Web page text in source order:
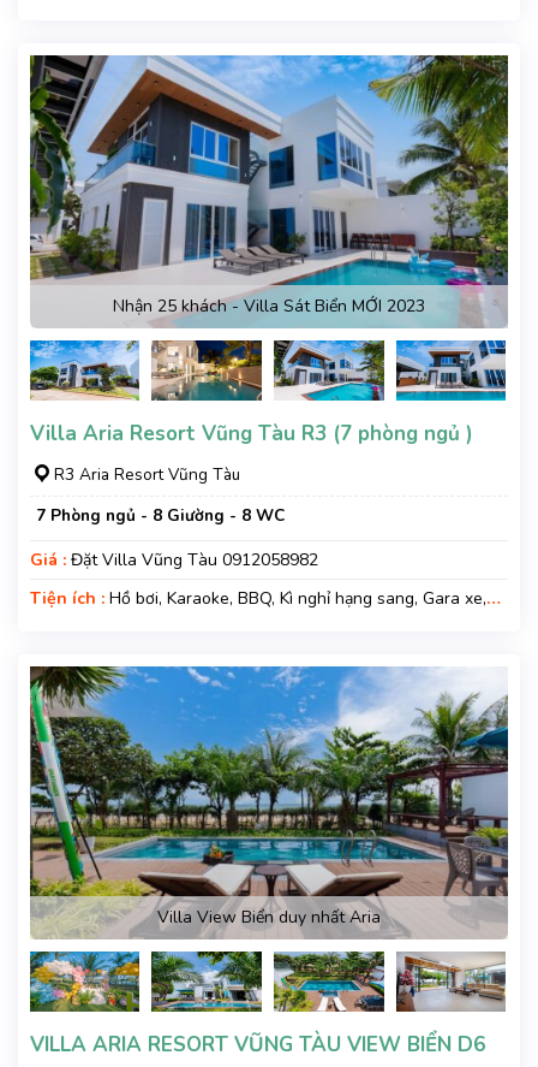
Nhận 25 khách - Villa Sát Biển MỚI 2023
Villa Aria Resort Vũng Tàu R3 (7 phòng ngủ )
R3 Aria Resort Vũng Tàu
7 Phòng ngủ - 8 Giường - 8 WC
Giá : Đặt Villa Vũng Tàu 0912058982
Tiện ích : Hồ bơi, Karaoke, BBQ, Kì nghỉ hạng sang, Gara xe,
Villa View Biển duy nhất Aria
VILLA ARIA RESORT VŨNG TÀU VIEW BIỂN D6